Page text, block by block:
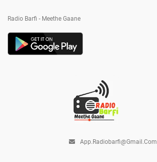
Radio Barfi - Meethe Gaane
App.radiobarfi@gmail.com